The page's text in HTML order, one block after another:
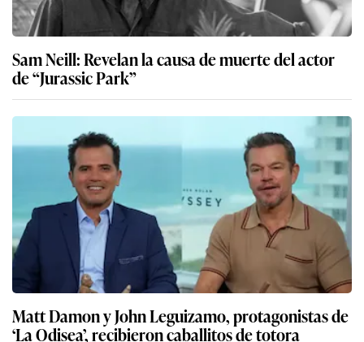
Sam Neill: Revelan la causa de muerte del actor
de “Jurassic Park”
Matt Damon y John Leguizamo, protagonistas de
‘La Odisea’, recibieron caballitos de totora